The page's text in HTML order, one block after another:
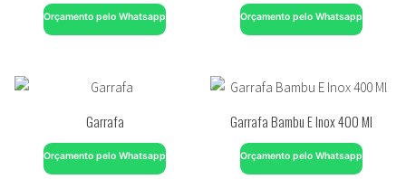
Orçamento pelo Whatsapp Orçamento pelo Whatsapp
Garrafa
Orçamento pelo Whatsapp
Garrafa Bambu E Inox 400 Ml
Orçamento pelo Whatsapp